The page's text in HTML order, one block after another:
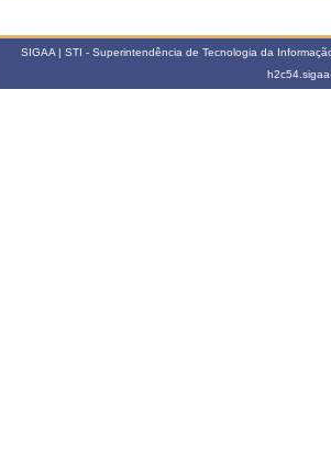
SIGAA | STI - Superintendência de Tecnologia da